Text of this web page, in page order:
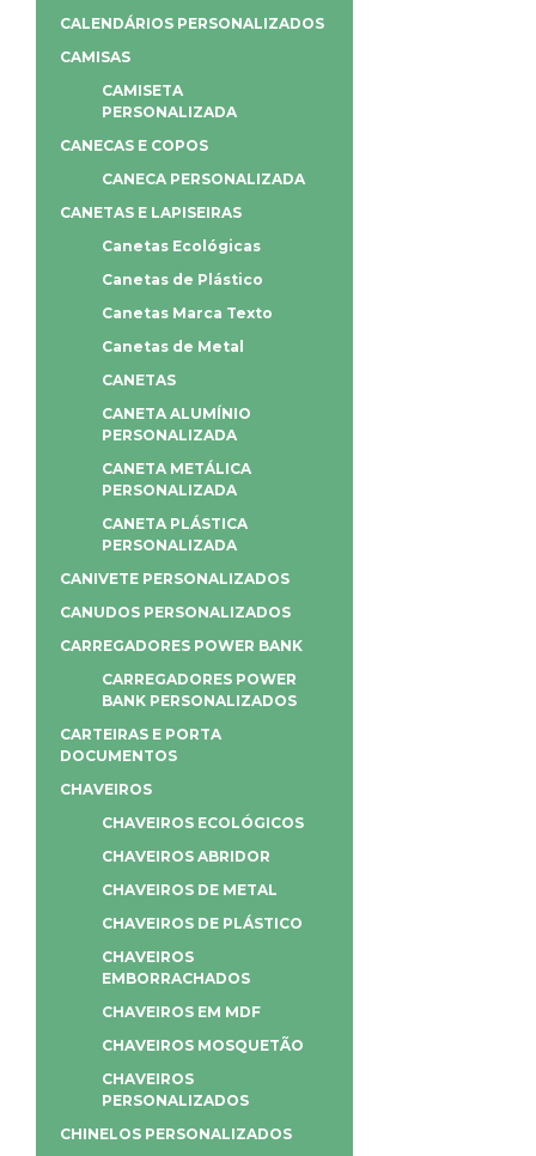
CALENDÁRIOS PERSONALIZADOS
CAMISAS
CAMISETA
PERSONALIZADA
CANECAS E COPOS
CANECA PERSONALIZADA
CANETAS E LAPISEIRAS
Canetas Ecológicas
Canetas de Plástico
Canetas Marca Texto
Canetas de Metal
CANETAS
CANETA ALUMÍNIO
PERSONALIZADA
CANETA METÁLICA
PERSONALIZADA
CANETA PLÁSTICA
PERSONALIZADA
CANIVETE PERSONALIZADOS
CANUDOS PERSONALIZADOS
CARREGADORES POWER BANK
CARREGADORES POWER
BANK PERSONALIZADOS
CARTEIRAS E PORTA
DOCUMENTOS
CHAVEIROS
CHAVEIROS ECOLÓGICOS
CHAVEIROS ABRIDOR
CHAVEIROS DE METAL
CHAVEIROS DE PLÁSTICO
CHAVEIROS
EMBORRACHADOS
CHAVEIROS EM MDF
CHAVEIROS MOSQUETÃO
CHAVEIROS
PERSONALIZADOS
CHINELOS PERSONALIZADOS